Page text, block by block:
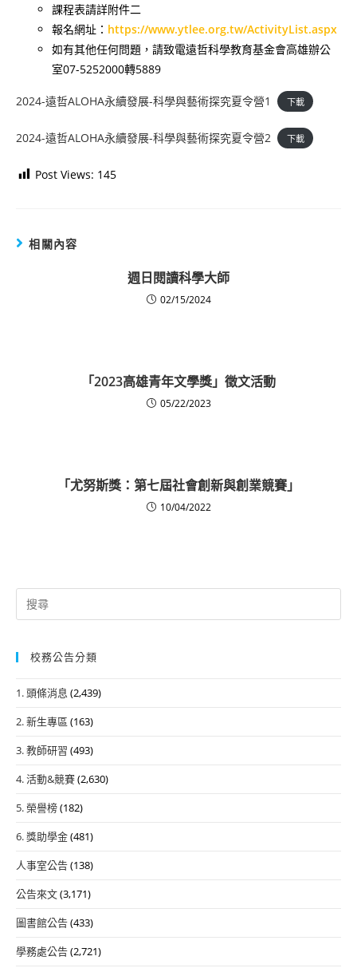
課程表請詳附件二
報名網址： https://www.ytlee.org.tw/ActivityList.aspx
如有其他任何問題，請致電遠哲科學教育基金會高雄辦公
室07-5252000轉5889
2024-遠哲ALOHA永續發展-科學與藝術探究夏令營1 下載
2024-遠哲ALOHA永續發展-科學與藝術探究夏令營2 下載
Post Views: 145
相關內容
週日閱讀科學大師
02/15/2024
「2023高雄青年文學獎」徵文活動
05/22/2023
「尤努斯獎：第七屆社會創新與創業競賽」
10/04/2022
Search
for:
校務公告分類
1. 頭條消息 (2,439)
2. 新生專區 (163)
3. 教師研習 (493)
4. 活動&競賽(2,630)
5. 榮譽榜(182)
6. 獎助學金(481)
人事室公告(138)
公告來文(3,171)
圖書館公告(433)
學務處公告(2,721)